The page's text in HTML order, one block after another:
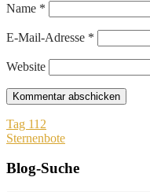
Name *
E-Mail-Adresse *
Website
Beitragsnavigation
Tag 112
Sternenbote
Blog-Suche